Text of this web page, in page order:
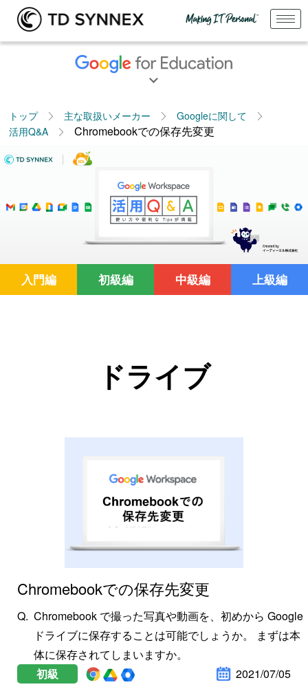
トップ 主な取扱いメーカー
Googleに関して
活用Q&A
Chromebookでの保存先変更
入門編 初級編 中級編 上級編
ドライブ
Chromebookでの保存先変更
Chromebook で撮った写真や動画を、初めから Google
ドライブに保存することは可能でしょうか。 まずは本
体に保存されてしまいますか。
初級
2021/07/05